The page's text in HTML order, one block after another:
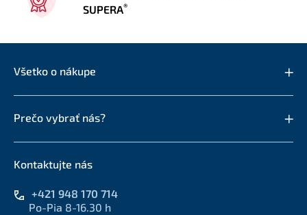
SUPERA®
Všetko o nákupe
Prečo vybrať nás?
Kontaktujte nás
+421 948 170 714
Po-Pia 8-16.30 h